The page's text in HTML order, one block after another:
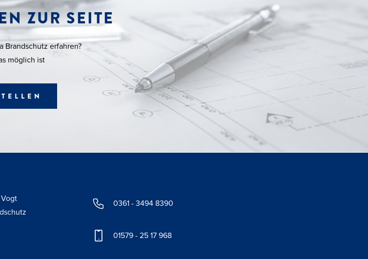
ZUR SEITE
Brandschutz erfahren?
möglich ist
0361 - 3494 8390
01579 - 25 17 968